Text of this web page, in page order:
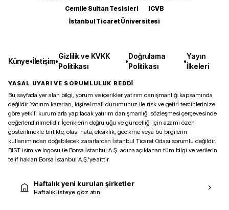
Cemile Sultan Tesisleri
ICVB
İstanbul Ticaret Üniversitesi
Künye•İletişim•
Gizlilik ve KVKK
Politikası
•
Doğrulama
Politikası
•
Yayın
İlkeleri
YASAL UYARI VE SORUMLULUK REDDİ
Bu sayfada yer alan bilgi, yorum ve içerikler yatırım danışmanlığı kapsamında
değildir. Yatırım kararları, kişisel mali durumunuz ile risk ve getiri tercihlerinize
göre yetkili kurumlarla yapılacak yatırım danışmanlığı sözleşmesi çerçevesinde
değerlendirilmelidir. İçeriklerin doğruluğu ve güncelliği için azami özen
gösterilmekle birlikte, olası hata, eksiklik, gecikme veya bu bilgilerin
kullanımından doğabilecek zararlardan İstanbul Ticaret Odası sorumlu değildir.
BIST isim ve logosu ile Borsa İstanbul A.Ş. adına açıklanan tüm bilgi ve verilerin
telif hakları Borsa İstanbul A.Ş.’ye aittir.
Haftalık yeni kurulan şirketler
Haftalık listeye göz atın